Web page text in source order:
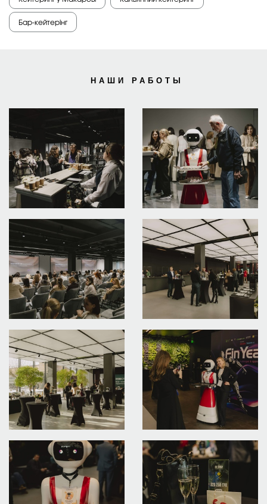
Бар-кейтерінг
НАШИ РАБОТЫ